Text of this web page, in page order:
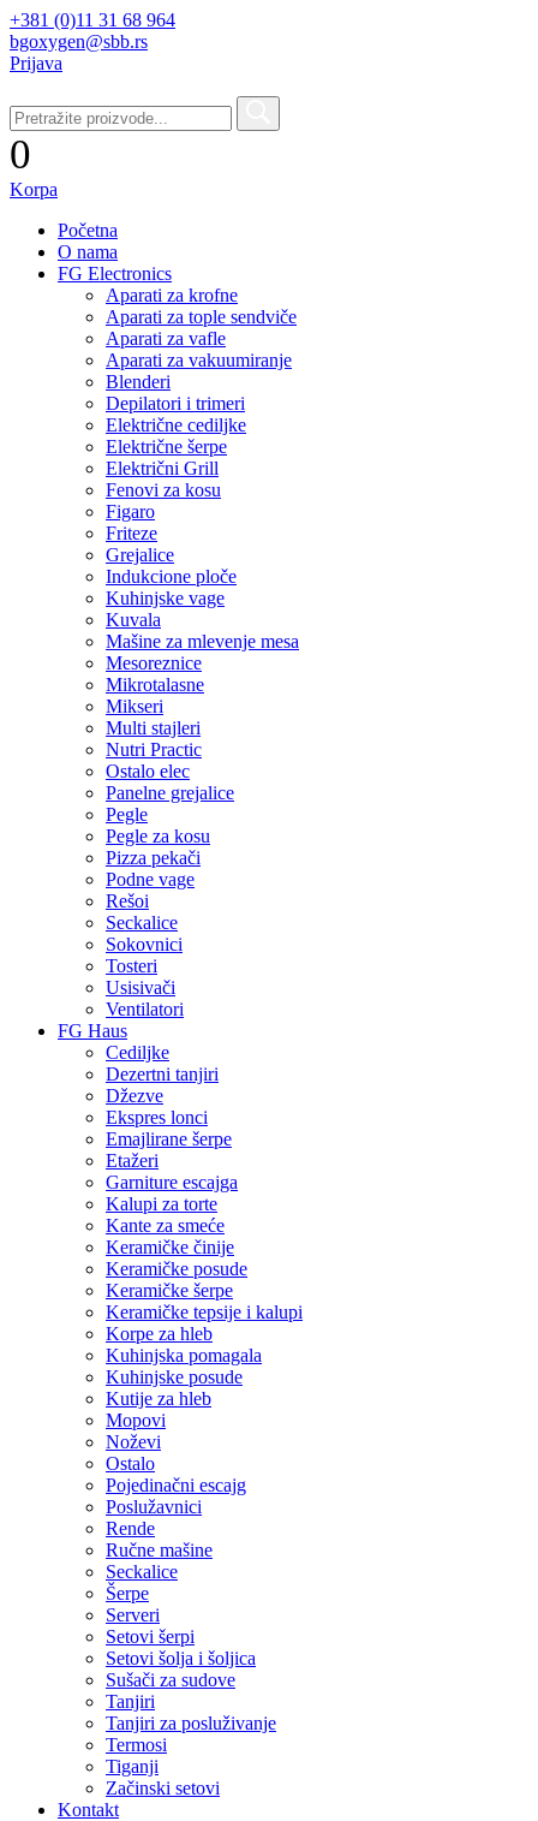
+381 (0)11 31 68 964
bgoxygen@sbb.rs
Prijava
0
Korpa
Početna
O nama
FG Electronics
Aparati za krofne
Aparati za tople sendviče
Aparati za vafle
Aparati za vakuumiranje
Blenderi
Depilatori i trimeri
Električne cediljke
Električne šerpe
Električni Grill
Fenovi za kosu
Figaro
Friteze
Grejalice
Indukcione ploče
Kuhinjske vage
Kuvala
Mašine za mlevenje mesa
Mesoreznice
Mikrotalasne
Mikseri
Multi stajleri
Nutri Practic
Ostalo elec
Panelne grejalice
Pegle
Pegle za kosu
Pizza pekači
Podne vage
Rešoi
Seckalice
Sokovnici
Tosteri
Usisivači
Ventilatori
FG Haus
Cediljke
Dezertni tanjiri
Džezve
Ekspres lonci
Emajlirane šerpe
Etažeri
Garniture escajga
Kalupi za torte
Kante za smeće
Keramičke činije
Keramičke posude
Keramičke šerpe
Keramičke tepsije i kalupi
Korpe za hleb
Kuhinjska pomagala
Kuhinjske posude
Kutije za hleb
Mopovi
Noževi
Ostalo
Pojedinačni escajg
Poslužavnici
Rende
Ručne mašine
Seckalice
Šerpe
Serveri
Setovi šerpi
Setovi šolja i šoljica
Sušači za sudove
Tanjiri
Tanjiri za posluživanje
Termosi
Tiganji
Začinski setovi
Kontakt